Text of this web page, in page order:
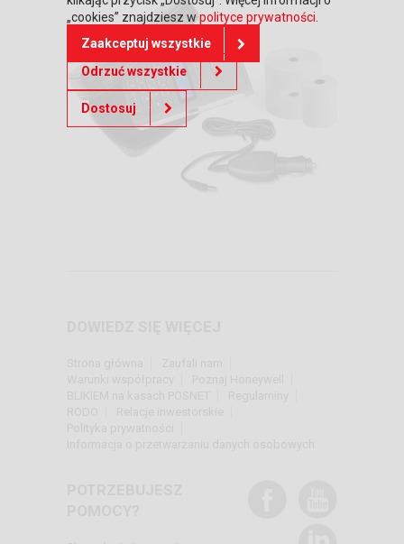
„cookies” znajdziesz w polityce prywatności.
Zaakceptuj wszystkie
Odrzuć wszystkie
Dostosuj